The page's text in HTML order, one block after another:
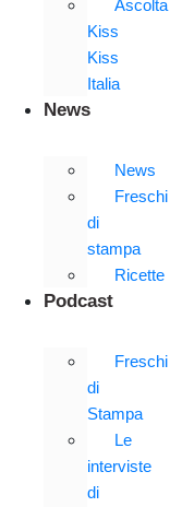
Ascolta
Kiss
Kiss
Italia
News
News
Freschi
di
stampa
Ricette
Podcast
Freschi
di
Stampa
Le
interviste
di